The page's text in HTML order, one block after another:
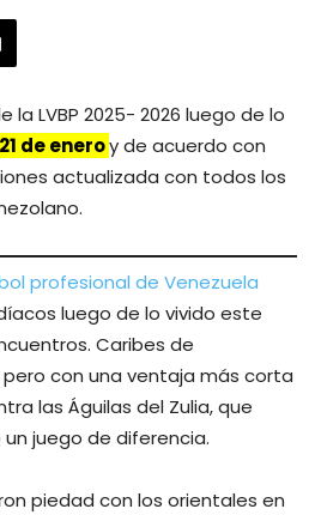
la LVBP 2025- 2026 luego de lo
de eneroy de acuerdo con
actualizada con todos los
profesional de Venezuela
luego de lo vivido este
Caribes de
con una ventaja más corta
las Águilas del Zulia, que
juego de diferencia.
piedad con los orientales en